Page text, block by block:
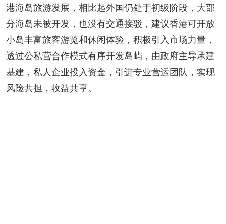
港海岛旅游发展，相比起外国仍处于初级阶段，大部
分海岛未被开发，也没有交通接驳，建议香港可开放
小岛丰富旅客游览和休闲体验，积极引入市场力量，
透过公私营合作模式有序开发岛屿，由政府主导承建
基建，私人企业投入资金，引进专业营运团队，实现
风险共担，收益共享。